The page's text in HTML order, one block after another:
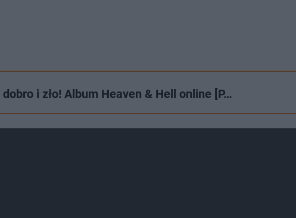
i zło! Album Heaven & Hell online [P…